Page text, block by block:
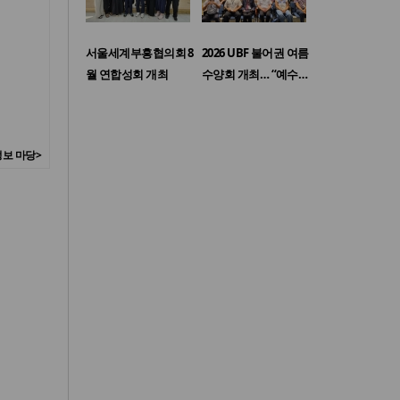
마당>
서울세계부흥협의회 8
월 연합성회 개최
2026 UBF 불어권 여름
수양회 개최… “예수…